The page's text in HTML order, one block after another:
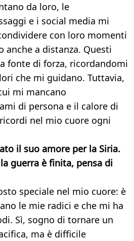
da loro, le
e i social media mi
con loro momenti
anche a distanza. Questi
fonte di forza, ricordandomi
che mi guidano. Tuttavia,
mi mancano
di persona e il calore di
nel mio cuore ogni
il suo amore per la Siria.
guerra è finita, pensa di
speciale nel mio cuore: è
le mie radici e che mi ha
Sì, sogno di tornare un
ma è difficile